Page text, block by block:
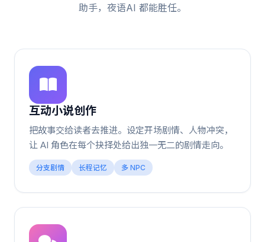
助手，夜语AI 都能胜任。
互动小说创作
把故事交给读者去推进。设定开场剧情、人物冲突，
让 AI 角色在每个抉择处给出独一无二的剧情走向。
分支剧情 长程记忆 多 NPC